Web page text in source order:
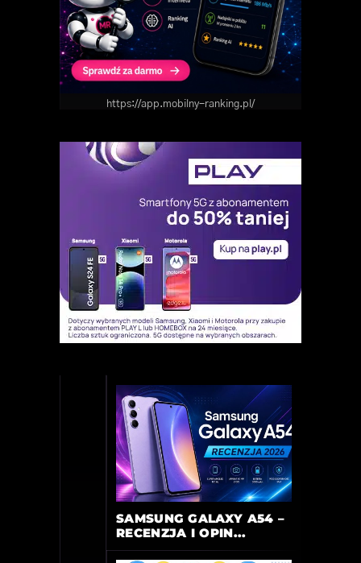
https://app.mobilny-ranking.pl/
SAMSUNG GALAXY A54 –
RECENZJA I OPIN...